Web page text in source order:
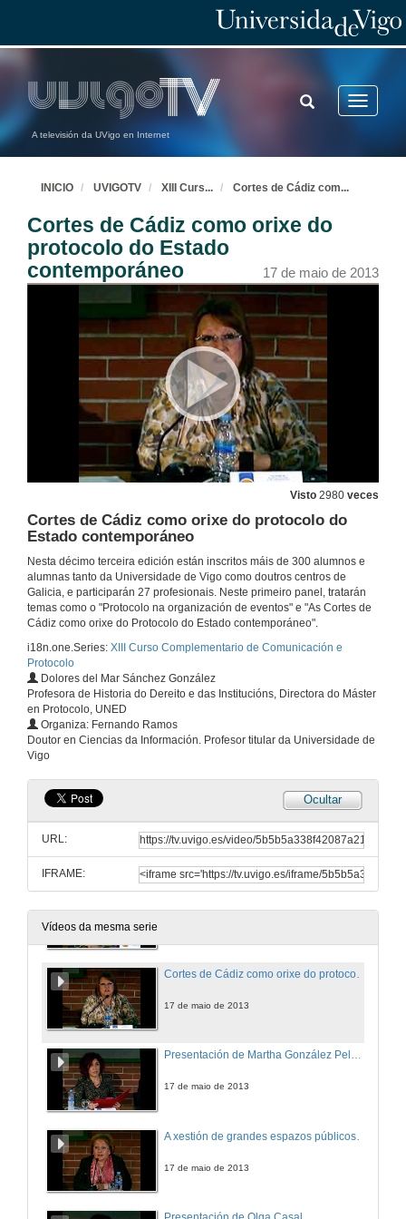
A televisión da UVigo en Internet
Toggle
TOGGLE
SEARCH
INICIO UVIGOTV XIII Curs... Cortes de Cádiz com...
Cortes de Cádiz como orixe do
protocolo do Estado
contemporáneo
17 de maio de 2013
Visto 2980 veces
Cortes de Cádiz como orixe do protocolo do
Estado contemporáneo
Nesta décimo terceira edición están inscritos máis de 300 alumnos e
alumnas tanto da Universidade de Vigo como doutros centros de
Galicia, e participarán 27 profesionais. Neste primeiro panel, tratarán
temas como o "Protocolo na organización de eventos" e "As Cortes de
Cádiz como orixe do Protocolo do Estado contemporáneo".
i18n.one.Series: XIII Curso Complementario de Comunicación e
Protocolo
Dolores del Mar Sánchez González
Profesora de Historia do Dereito e das Institucións, Directora do Máster
en Protocolo, UNED
Organiza: Fernando Ramos
Doutor en Ciencias da Información. Profesor titular da Universidade de
Vigo
Ocultar
URL:
IFRAME:
Vídeos da mesma serie
Intervención de Juan Manuel Corbacho
17 de maio de 2013
Intervención de Fernando Ramos
17 de maio de 2013
Intervención de Alfonso Cabaleiro
17 de maio de 2013
Intervención de Ernesto Pedrosa
17 de maio de 2013
Intervención de Juan Manuel Corbacho
Apertura do Primeiro Panel
Intervención de Fernando Ramos
17 de maio de 2013
Presentación de Dolores del Mar Sánchez González
17 de maio de 2013
Presentación de Martha González Peláez
17 de maio de 2013
17 de maio de 2013